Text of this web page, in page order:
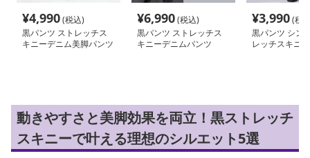
¥4,990(税込)
黒パンツ ストレッチス
キニーデニム美脚パンツ
¥6,990(税込)
黒パンツ ストレッチス
キニーデニムパンツ
¥3,990(税
黒パンツ シン
レッチスキニ
動きやすさと美脚効果を両立！黒ストレッチ
スキニーで叶える理想のシルエット5選